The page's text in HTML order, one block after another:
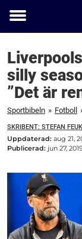
Toggle
silly
”Det är
Sportbibeln » Fotboll
SKRIBENT: STEFAN FEUK
Uppdaterad: aug 21,
Publicerad: jun 27,